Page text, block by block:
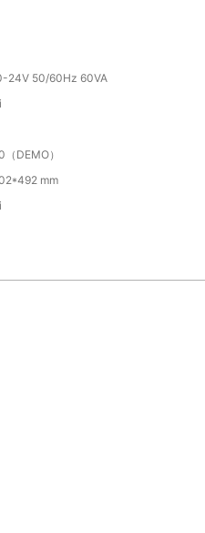
24V 50/60Hz 60VA
DEMO）
mm